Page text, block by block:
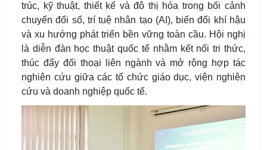
trúc, kỹ thuật, thiết kế và đô thị hóa trong bối cảnh
chuyển đổi số, trí tuệ nhân tạo (AI), biến đổi khí hậu
và xu hướng phát triển bền vững toàn cầu. Hội nghị
là diễn đàn học thuật quốc tế nhằm kết nối tri thức,
thúc đẩy đối thoại liên ngành và mở rộng hợp tác
nghiên cứu giữa các tổ chức giáo dục, viện nghiên
cứu và doanh nghiệp quốc tế.